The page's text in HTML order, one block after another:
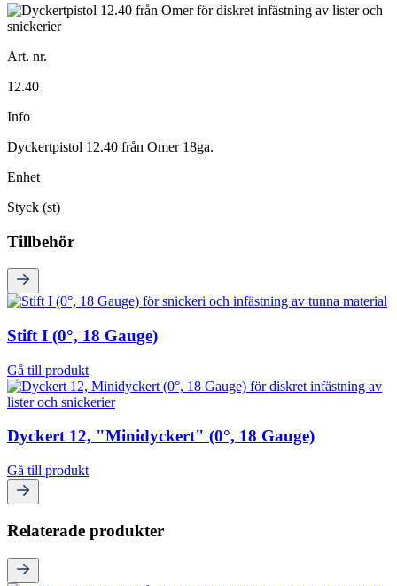
Art. nr.
12.40
Info
Dyckertpistol 12.40 från Omer 18ga.
Enhet
Styck (st)
Tillbehör
Stift I (0°, 18 Gauge)
Gå till produkt
Dyckert 12, "Minidyckert" (0°, 18 Gauge)
Gå till produkt
Relaterade produkter